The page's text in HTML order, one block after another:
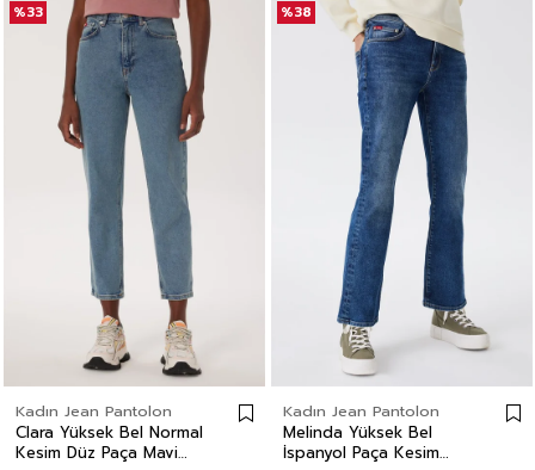
Kadın Jean Pantolon
Clara Yüksek Bel Normal
Kesim Düz Paça Mavi
%33
Kadın Jean Pantolon
Melinda Yüksek Bel
İspanyol Paça Kesim
%38